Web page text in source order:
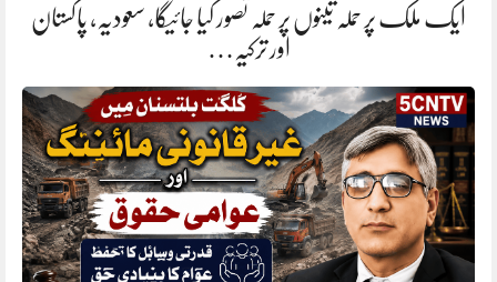
ایک ملک پر حملہ تینوں پر حملہ تصور کیا جائیگا، سعودیہ، پاکستان
اور ترکیہ…